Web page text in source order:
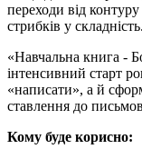
переходи від
стрибків у складність.
«Навчальна книга -
інтенсивний старт
«написати», а й
ставлення до
Кому буде корисно: